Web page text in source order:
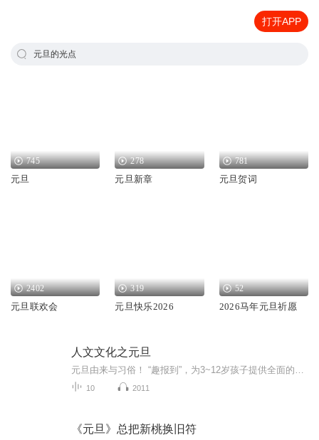
打开APP
元旦的光点
745
元旦
278
元旦新章
781
元旦贺词
2402
元旦联欢会
319
元旦快乐2026
52
2026马年元旦祈愿
人文文化之元旦
10 2011
《元旦》总把新桃换旧符